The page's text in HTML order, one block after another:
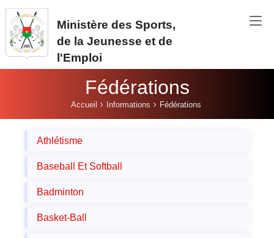
Aller au contenu principal
Ministère des Sports,
de la Jeunesse et de
l'Emploi
Fédérations
Accueil Informations Fédérations
Athlétisme
Baseball Et Softball
Badminton
Basket-Ball